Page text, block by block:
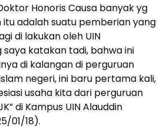
Honoris Causa banyak yg
itu adalah suatu pemberian yang
di lakukan oleh UIN
katakan tadi, bahwa ini
di kalangan di perguruan
negeri, ini baru pertama kali,
usaha kita dari perguruan
di Kampus UIN Alauddin
01/18).